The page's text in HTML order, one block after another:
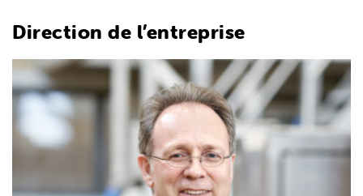
Direction de l’entreprise